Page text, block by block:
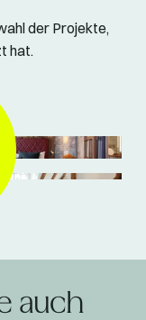
der Projekte,
hat.
auch